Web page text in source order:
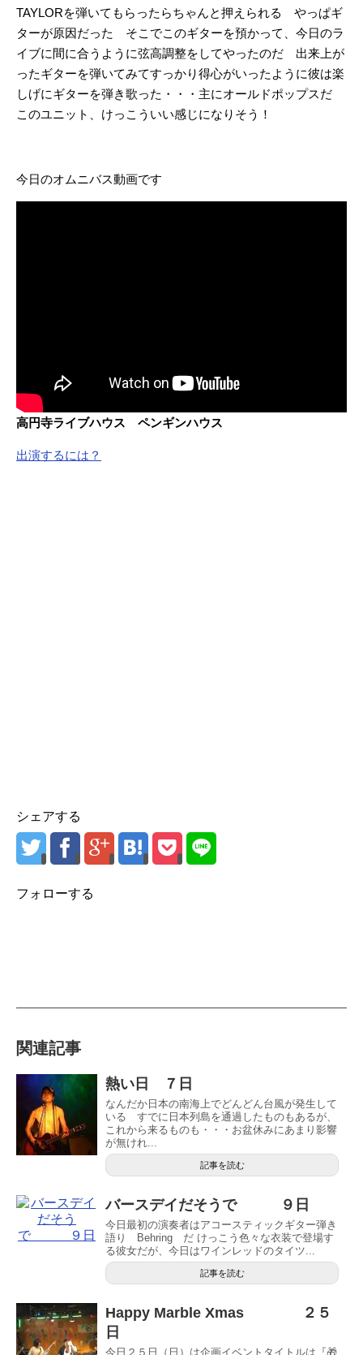
TAYLORを弾いてもらったらちゃんと押えられる やっぱギ
ターが原因だった そこでこのギターを預かって、今日のラ
イブに間に合うように弦高調整をしてやったのだ 出来上が
ったギターを弾いてみてすっかり得心がいったように彼は楽
しげにギターを弾き歌った・・・主にオールドポップスだ
このユニット、けっこういい感じになりそう！
今日のオムニバス動画です
高円寺ライブハウス ペンギンハウス
出演するには？
シェアする
フォローする
関連記事
熱い日 ７日
なんだか日本の南海上でどんどん台風が発生して
いる すでに日本列島を通過したものもあるが、
これから来るものも・・・お盆休みにあまり影響
が無けれ...
記事を読む
バースデイだそうで ９日
今日最初の演奏者はアコースティックギター弾き
語り Behring だ けっこう色々な衣装で登場す
る彼女だが、今日はワインレッドのタイツ...
記事を読む
Happy Marble Xmas ２５
日
今日２５日（日）は企画イベントタイトルは『🎁